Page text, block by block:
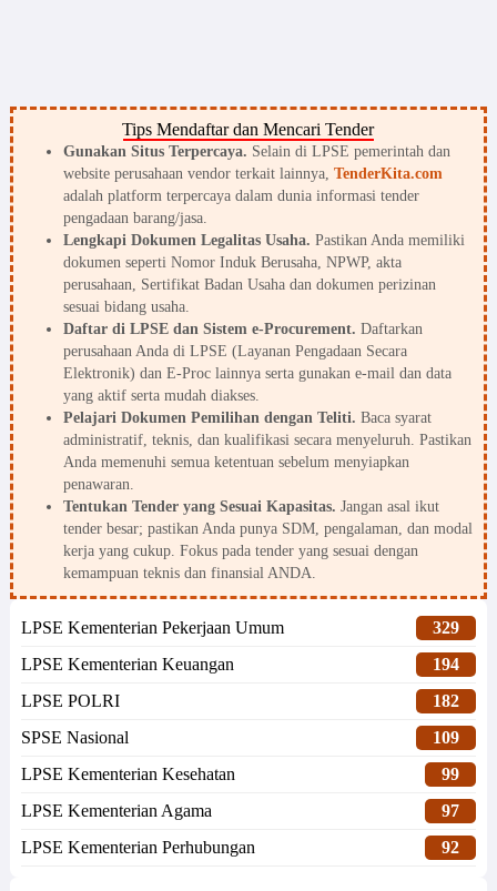
Tips Mendaftar dan Mencari Tender
Gunakan Situs Terpercaya. Selain di LPSE pemerintah dan
website perusahaan vendor terkait lainnya, TenderKita.com
adalah platform terpercaya dalam dunia informasi tender
pengadaan barang/jasa.
Lengkapi Dokumen Legalitas Usaha. Pastikan Anda memiliki
dokumen seperti Nomor Induk Berusaha, NPWP, akta
perusahaan, Sertifikat Badan Usaha dan dokumen perizinan
sesuai bidang usaha.
Daftar di LPSE dan Sistem e-Procurement. Daftarkan
perusahaan Anda di LPSE (Layanan Pengadaan Secara
Elektronik) dan E-Proc lainnya serta gunakan e-mail dan data
yang aktif serta mudah diakses.
Pelajari Dokumen Pemilihan dengan Teliti. Baca syarat
administratif, teknis, dan kualifikasi secara menyeluruh. Pastikan
Anda memenuhi semua ketentuan sebelum menyiapkan
penawaran.
Tentukan Tender yang Sesuai Kapasitas. Jangan asal ikut
tender besar; pastikan Anda punya SDM, pengalaman, dan modal
kerja yang cukup. Fokus pada tender yang sesuai dengan
kemampuan teknis dan finansial ANDA.
LPSE Kementerian Pekerjaan Umum
329
LPSE Kementerian Keuangan
194
LPSE POLRI
182
SPSE Nasional
109
LPSE Kementerian Kesehatan
99
LPSE Kementerian Agama
97
LPSE Kementerian Perhubungan
92